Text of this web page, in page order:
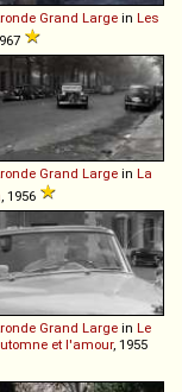
Grand Large in Les
Grand Large in La
, 1956
Grand Large in Le
et l'amour, 1955